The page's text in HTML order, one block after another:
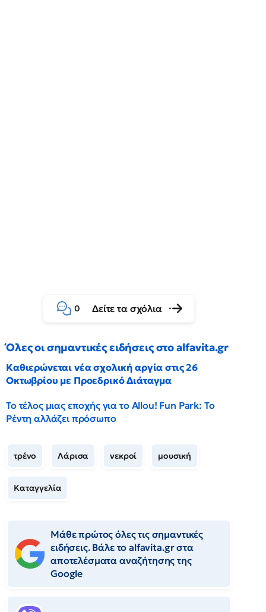
0 Δείτε τα σχόλια
Όλες οι σημαντικές ειδήσεις στο alfavita.gr
Καθιερώνεται νέα σχολική αργία στις 26
Οκτωβρίου με Προεδρικό Διάταγμα
Το τέλος μιας εποχής για το Allou! Fun Park: Το
Ρέντη αλλάζει πρόσωπο
τρένο Λάρισα νεκροί μουσική
Καταγγελία
Μάθε πρώτος όλες τις σημαντικές
ειδήσεις. Βάλε το alfavita.gr στα
αποτελέσματα αναζήτησης της
Google